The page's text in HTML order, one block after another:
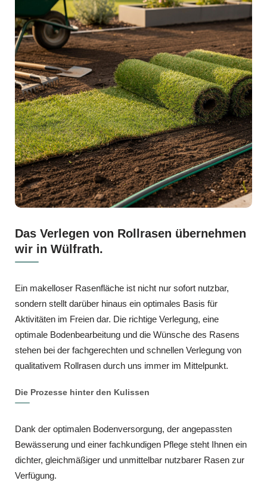
Das Verlegen von Rollrasen übernehmen
wir in Wülfrath.
Ein makelloser Rasenfläche ist nicht nur sofort nutzbar,
sondern stellt darüber hinaus ein optimales Basis für
Aktivitäten im Freien dar. Die richtige Verlegung, eine
optimale Bodenbearbeitung und die Wünsche des Rasens
stehen bei der fachgerechten und schnellen Verlegung von
qualitativem Rollrasen durch uns immer im Mittelpunkt.
Die Prozesse hinter den Kulissen
Dank der optimalen Bodenversorgung, der angepassten
Bewässerung und einer fachkundigen Pflege steht Ihnen ein
dichter, gleichmäßiger und unmittelbar nutzbarer Rasen zur
Verfügung.